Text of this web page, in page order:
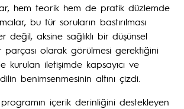
hem teorik hem de pratik düzlemde
bu tür soruların bastırılması
değil, aksine sağlıklı bir düşünsel
olarak görülmesi gerektiğini
kurulan iletişimde kapsayıcı ve
benimsenmesinin altını çizdi.
içerik derinliğini destekleyen